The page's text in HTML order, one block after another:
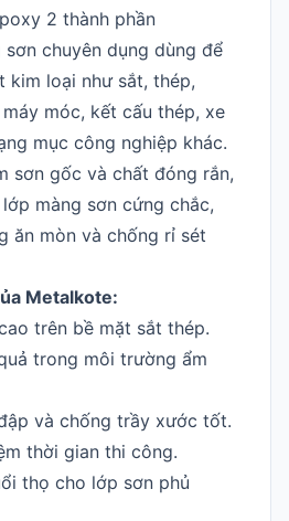
2 thành phần
chuyên dụng dùng để
kim loại như sắt, thép,
móc, kết cấu thép, xe
mục công nghiệp khác.
sơn gốc và chất đóng rắn,
màng sơn cứng chắc,
ăn mòn và chống rỉ sét
Metalkote:
trên bề mặt sắt thép.
trong môi trường ẩm
và chống trầy xước tốt.
thời gian thi công.
thọ cho lớp sơn phủ